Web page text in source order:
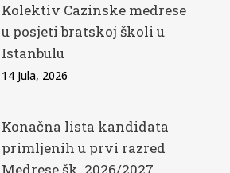
Kolektiv Cazinske medrese
u posjeti bratskoj školi u
Istanbulu
14 Jula, 2026
Konačna lista kandidata
primljenih u prvi razred